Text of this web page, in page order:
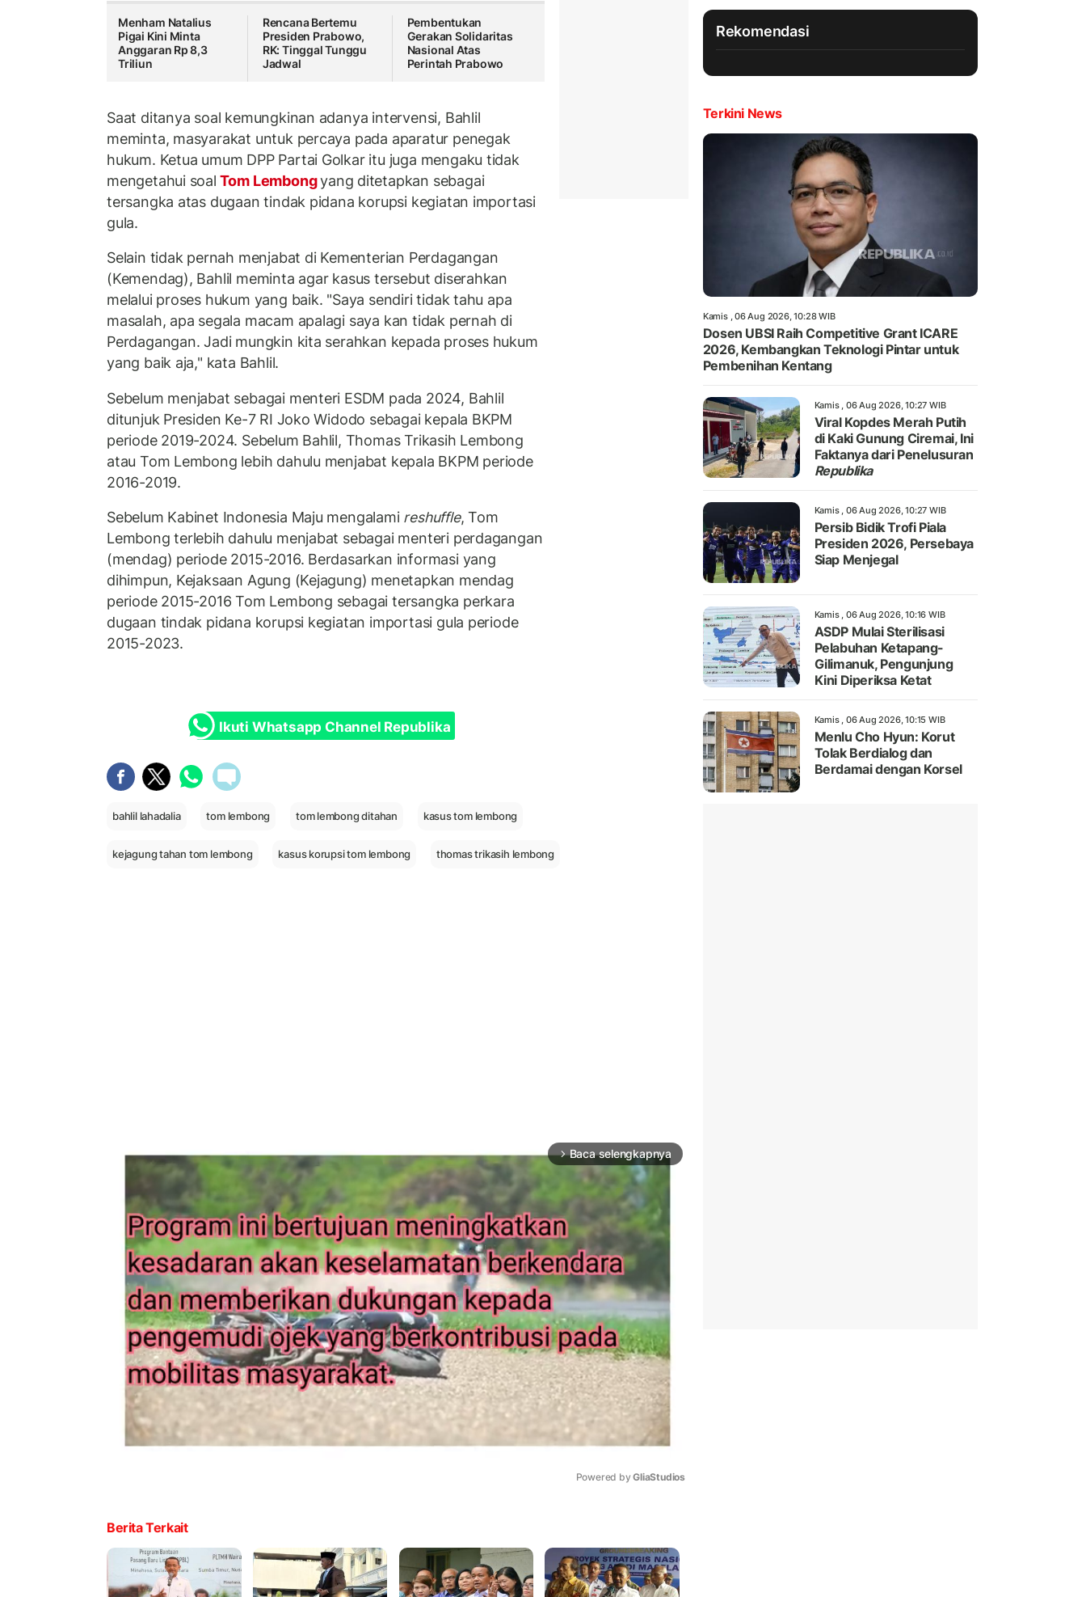
Menham Natalius
Pigai Kini Minta
Anggaran Rp 8,3
Triliun
Rencana Bertemu
Presiden Prabowo,
RK: Tinggal Tunggu
Jadwal
Pembentukan
Gerakan Solidaritas
Nasional Atas
Perintah Prabowo
Saat ditanya soal kemungkinan adanya intervensi, Bahlil
meminta, masyarakat untuk percaya pada aparatur penegak
hukum. Ketua umum DPP Partai Golkar itu juga mengaku tidak
mengetahui soal Tom Lembongyang ditetapkan sebagai
tersangka atas dugaan tindak pidana korupsi kegiatan importasi
gula.
Selain tidak pernah menjabat di Kementerian Perdagangan
(Kemendag), Bahlil meminta agar kasus tersebut diserahkan
melalui proses hukum yang baik. "Saya sendiri tidak tahu apa
masalah, apa segala macam apalagi saya kan tidak pernah di
Perdagangan. Jadi mungkin kita serahkan kepada proses hukum
yang baik aja," kata Bahlil.
Sebelum menjabat sebagai menteri ESDM pada 2024, Bahlil
ditunjuk Presiden Ke-7 RI Joko Widodo sebagai kepala BKPM
periode 2019-2024. Sebelum Bahlil, Thomas Trikasih Lembong
atau Tom Lembong lebih dahulu menjabat kepala BKPM periode
2016-2019.
Sebelum Kabinet Indonesia Maju mengalami reshuffle, Tom
Lembong terlebih dahulu menjabat sebagai menteri perdagangan
(mendag) periode 2015-2016. Berdasarkan informasi yang
dihimpun, Kejaksaan Agung (Kejagung) menetapkan mendag
periode 2015-2016 Tom Lembong sebagai tersangka perkara
dugaan tindak pidana korupsi kegiatan importasi gula periode
2015-2023.
Ikuti Whatsapp Channel Republika
bahlil lahadalia tom lembong tom lembong ditahan kasus tom lembong
kejagung tahan tom lembong kasus korupsi tom lembong thomas trikasih lembong
arrow_forward_ios Baca selengkapnya
Powered by GliaStudios
Berita Terkait
Rekomendasi
Terkini News
Kamis , 06 Aug 2026, 10:28 WIB
Dosen UBSI Raih Competitive Grant ICARE
2026, Kembangkan Teknologi Pintar untuk
Pembenihan Kentang
Kamis , 06 Aug 2026, 10:27 WIB
Viral Kopdes Merah Putih
di Kaki Gunung Ciremai, Ini
Faktanya dari Penelusuran
Republika
Kamis , 06 Aug 2026, 10:27 WIB
Persib Bidik Trofi Piala
Presiden 2026, Persebaya
Siap Menjegal
Kamis , 06 Aug 2026, 10:16 WIB
ASDP Mulai Sterilisasi
Pelabuhan Ketapang-
Gilimanuk, Pengunjung
Kini Diperiksa Ketat
Kamis , 06 Aug 2026, 10:15 WIB
Menlu Cho Hyun: Korut
Tolak Berdialog dan
Berdamai dengan Korsel